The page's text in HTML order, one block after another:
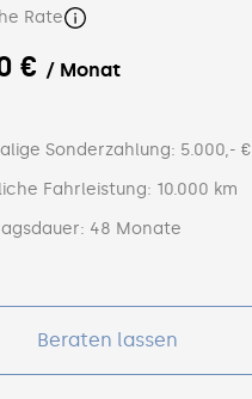
Rate
€ / Monat
Sonderzahlung: 5.000,- €
Fahrleistung: 10.000 km
48 Monate
Beraten lassen